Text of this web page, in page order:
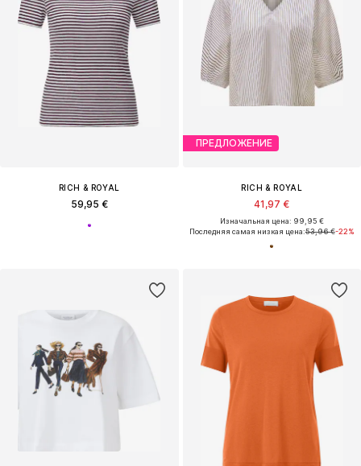
RICH & ROYAL
59,95 €
ПРЕДЛОЖЕНИЕ
RICH & ROYAL
41,97 €
Изначальная цена: 99,95 €
Последняя самая низкая цена:53,96 €-22%